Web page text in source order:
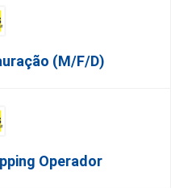
(m/f/d)
Operador